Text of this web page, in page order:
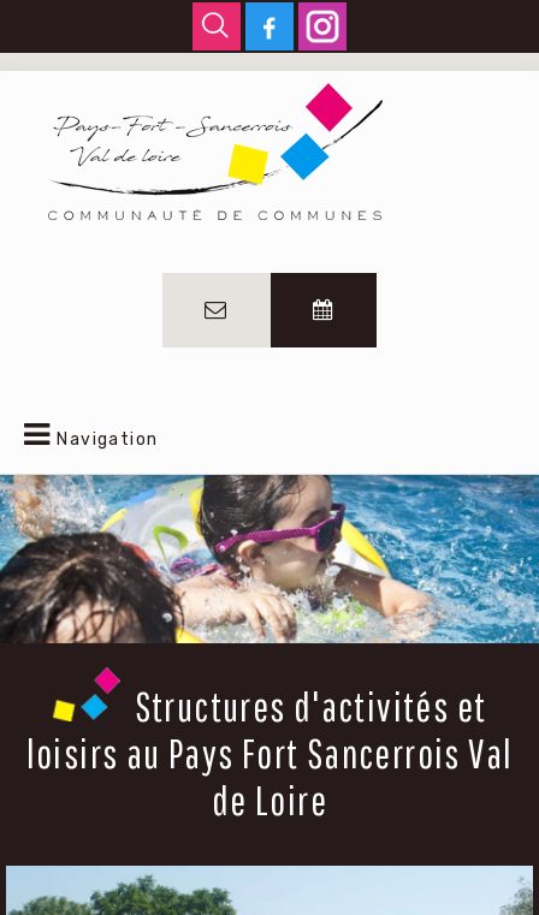
Navigation
Structures d'activités et
loisirs au Pays Fort Sancerrois Val
de Loire